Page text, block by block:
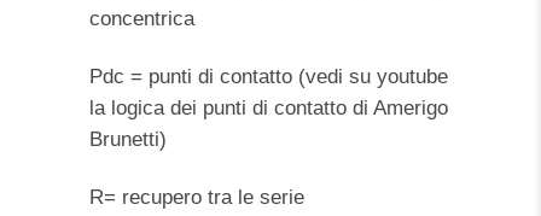
concentrica
Pdc = punti di contatto (vedi su youtube
la logica dei punti di contatto di Amerigo
Brunetti)
R= recupero tra le serie